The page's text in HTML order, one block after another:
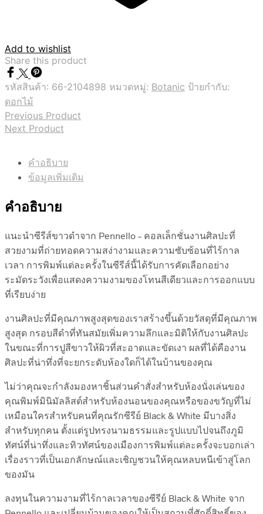
Add to wishlist
Share this product
รหัสสินค้า: 66-2104898 หมวดหมู่: Botanic ป้ายกำกับ:
ดอกไม้
Previous Product
Next Product
คำอธิบาย
ข้อมูลเพิ่มเติม
คำอธิบาย
แนะนำซีรีส์ขาวดำจาก Pennello – คอลเล็กชั่นงานศิลปะที่
สวยงามที่ถ่ายทอดความสง่างามและความซับซ้อนที่ไร้กาล
เวลา การพิมพ์แต่ละครั้งในซีรีส์นี้ได้รับการคัดเลือกอย่าง
ระมัดระวังเพื่อแสดงความงามของโทนสีเดียวและการออกแบบ
ที่เรียบง่าย
งานศิลปะที่มีคุณภาพสูงสุดของเราสร้างขึ้นด้วยวัสดุที่มีคุณภาพ
สูงสุด กรอบสีดำที่ทันสมัยเพิ่มความลึกและมิติให้กับงานศิลปะ
ในขณะที่การปูสีขาวให้ผิวที่สะอาดและขัดเงา ผลที่ได้คืองาน
ศิลปะที่น่าทึ่งที่จะยกระดับห้องใดก็ได้ในบ้านของคุณ
ไม่ว่าคุณจะกำลังมองหาชิ้นส่วนคำสั่งสำหรับห้องนั่งเล่นของ
คุณพิมพ์มินิมัลลิสต์สำหรับห้องนอนของคุณหรือของขวัญที่ไม่
เหมือนใครสำหรับคนที่คุณรักซีรีย์ Black & White มีบางสิ่ง
สำหรับทุกคน ตั้งแต่รูปทรงนามธรรมและรูปแบบไปจนถึงภูมิ
ทัศน์ที่น่าทึ่งและทิวทัศน์ของเมืองการพิมพ์แต่ละครั้งจะบอกเล่า
เรื่องราวที่เป็นเอกลักษณ์และเชิญชวนให้คุณหลบหนีเข้าสู่โลก
ของมัน
ลงทุนในความงามที่ไร้กาลเวลาของซีรีย์ Black & White จาก